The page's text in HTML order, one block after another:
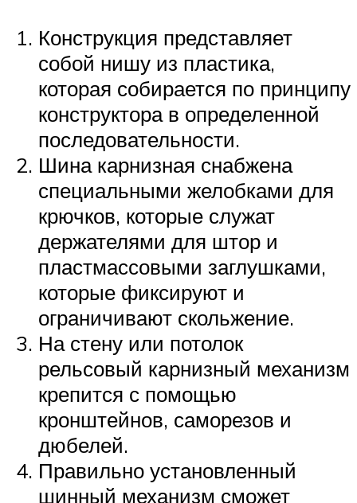
Конструкция представляет
собой нишу из пластика,
которая собирается по принципу
конструктора в определенной
последовательности.
Шина карнизная снабжена
специальными желобками для
крючков, которые служат
держателями для штор и
пластмассовыми заглушками,
которые фиксируют и
ограничивают скольжение.
На стену или потолок
рельсовый карнизный механизм
крепится с помощью
кронштейнов, саморезов и
дюбелей.
Правильно установленный
шинный механизм сможет